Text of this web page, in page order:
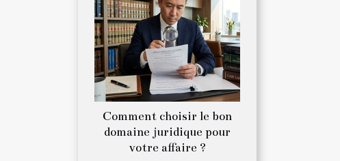
Comment choisir le bon
domaine juridique pour
votre affaire ?